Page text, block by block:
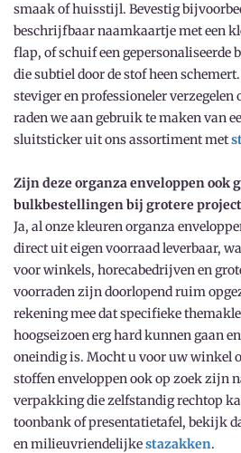
smaak of huisstijl. Bevestig
beschrijfbaar naamkaartje met een
flap, of schuif een gepersonaliseerde
die subtiel door de stof heen
steviger en professioneler verzegelen
raden we aan gebruik te maken van
sluitsticker uit ons assortiment met
Zijn deze organza enveloppen ook
bulkbestellingen bij grotere
Ja, al onze kleuren organza
direct uit eigen voorraad leverbaar,
voor winkels, horecabedrijven en
voorraden zijn doorlopend ruim
rekening mee dat specifieke
hoogseizoen erg hard kunnen gaan
oneindig is. Mocht u voor uw winkel
stoffen enveloppen ook op zoek zijn
verpakking die zelfstandig rechtop
toonbank of presentatietafel, bekijk
en milieuvriendelijkestazakken.